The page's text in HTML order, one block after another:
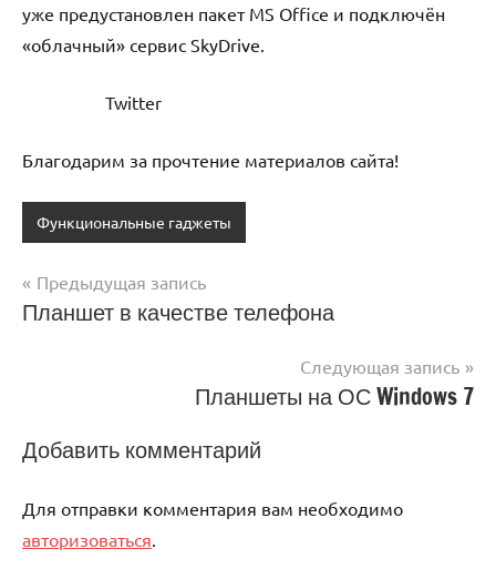
уже предустановлен пакет MS Office и подключён
«облачный» сервис SkyDrive.
Twitter
Благодарим за прочтение материалов сайта!
Функциональные гаджеты
Навигация
Предыдущая запись
Планшет в качестве телефона
Следующая запись
Планшеты на ОС Windows 7
Добавить комментарий
Для отправки комментария вам необходимо
авторизоваться